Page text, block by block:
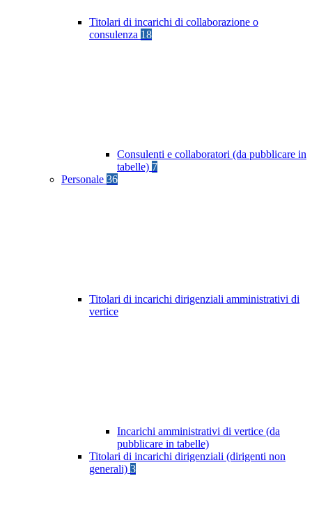
Titolari di incarichi di collaborazione o
consulenza 18
Consulenti e collaboratori (da pubblicare in
tabelle) 7
Personale 36
Titolari di incarichi dirigenziali amministrativi di
vertice
Incarichi amministrativi di vertice (da
pubblicare in tabelle)
Titolari di incarichi dirigenziali (dirigenti non
generali) 3